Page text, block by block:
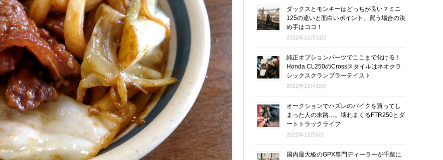
ダックスとモンキーはどっちが良い？ミニ
125の違いと面白いポイント、買う場合の決
め手はココ！
2022年12月31日
純正オプションパーツでここまで化ける！
Honda CL250のCrossスタイルはネオクラ
シックスクランブラーテイスト
2022年12月10日
オークションでハズレのバイクを買ってし
まった人の末路…。壊れまくるFTR250とダ
ートトラックライフ
2022年12月6日
国内最大級のGPX専門ディーラーが千葉に